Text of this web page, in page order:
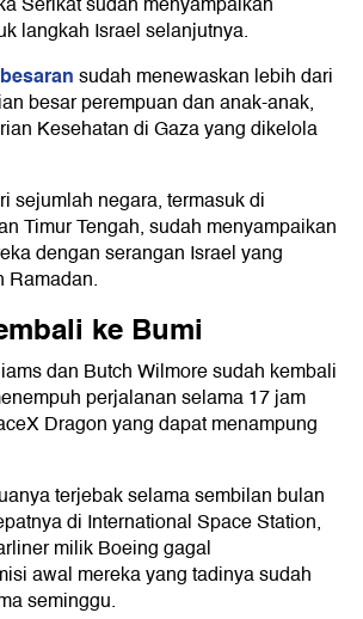
langkah Israel selanjutnya.
sudah menewaskan lebih dari
besar perempuan dan anak-anak,
Kesehatan di Gaza yang dikelola
sejumlah negara, termasuk di
Timur Tengah, sudah menyampaikan
dengan serangan Israel yang
Ramadan.
ke Bumi
dan Butch Wilmore sudah kembali
perjalanan selama 17 jam
Dragon yang dapat menampung
terjebak selama sembilan bulan
di International Space Station,
milik Boeing gagal
awal mereka yang tadinya sudah
seminggu.